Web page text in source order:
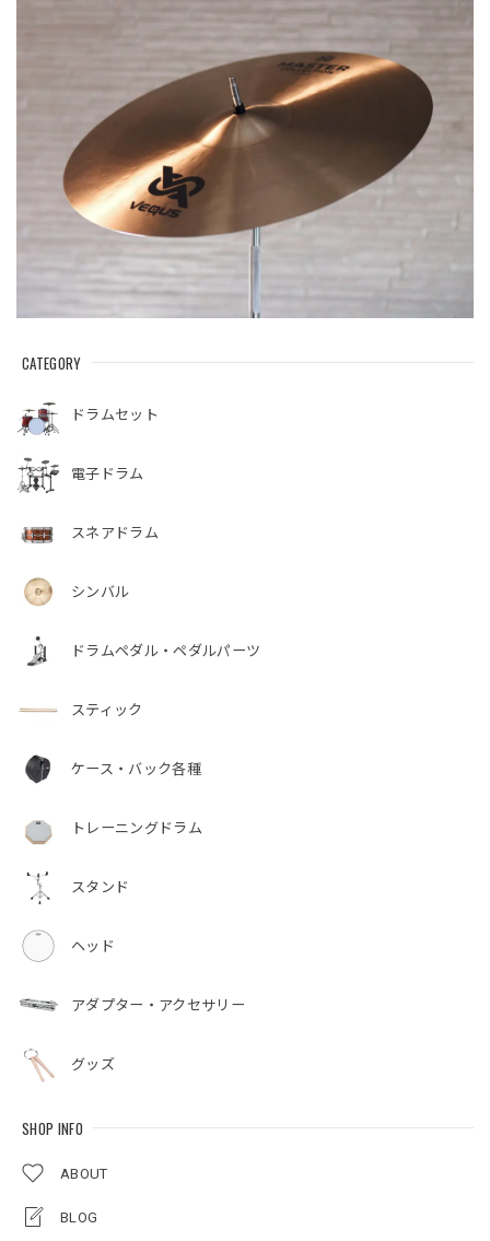
CATEGORY
ドラムセット
電子ドラム
スネアドラム
シンバル
ドラムペダル・ペダルパーツ
スティック
ケース・バック各種
トレーニングドラム
スタンド
ヘッド
アダプター・アクセサリー
グッズ
SHOP INFO
ABOUT
BLOG